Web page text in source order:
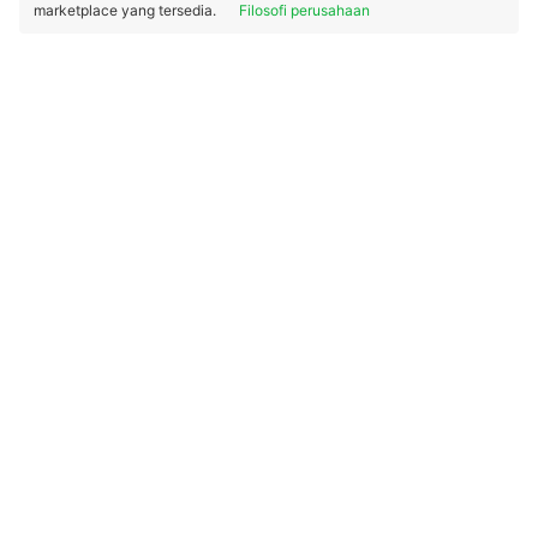
marketplace yang tersedia.
Filosofi perusahaan